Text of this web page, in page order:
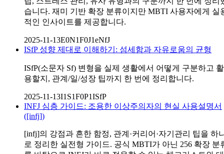
습니다. 재미 기반 확장 분류이지만 MBTI 사용자에게 실
적인 인사이트를 제공합니다.
2025-11-13E0N1F0J1eNfJ
ISfP 성향 제대로 이해하기: 섬세함과 자유로움의 균형
ISfP(소문자 Sf) 변형을 실제 생활에서 어떻게 구분하고 활
용할지, 관계/일/성장 팁까지 한 번에 정리합니다.
2025-11-13I1S1F0P1ISfP
INFJ 심층 가이드: 조용한 이상주의자의 현실 사용설명서
([infj])
[infj]의 강점과 흔한 함정, 관계·커리어·자기관리 팁을 하
로 정리한 실전형 가이드. 공식 MBTI가 아닌 256 확장 분